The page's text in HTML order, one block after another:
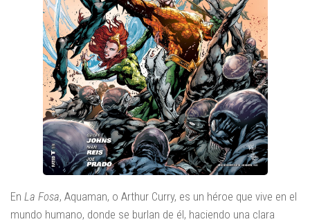
En La Fosa, Aquaman, o Arthur Curry, es un héroe que vive en el
mundo humano, donde se burlan de él, haciendo una clara